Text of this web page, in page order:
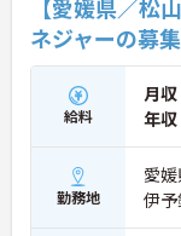
【愛媛県／松
ネジャーの募
給料
月収
年収
勤務地
愛
伊